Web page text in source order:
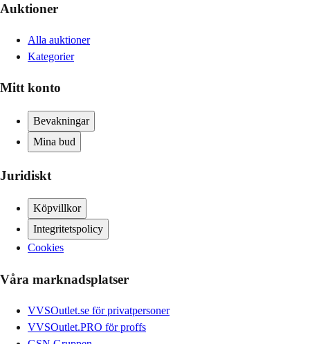
Auktioner
Alla auktioner
Kategorier
Mitt konto
Bevakningar
Mina bud
Juridiskt
Köpvillkor
Integritetspolicy
Cookies
Våra marknadsplatser
VVSOutlet.se för privatpersoner
VVSOutlet.PRO för proffs